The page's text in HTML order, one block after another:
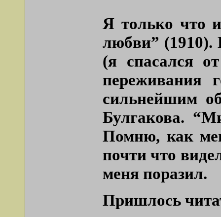
Я только что
любви” (1910).
(я спасался
переживания
сильнейшим
Булгакова.
Помню, как
почти что
меня поразил.
Пришлось